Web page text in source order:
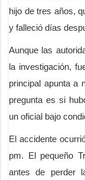
hijo de tres años,
y falleció días
Aunque las
la investigación,
principal apunta a
pregunta es si
un oficial bajo
El accidente
pm. El pequeño
antes de perder